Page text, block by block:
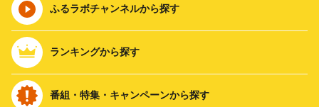
ふるラボチャンネルから探す
ランキングから探す
番組・特集・キャンペーンから探す